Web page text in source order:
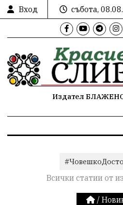
Вход
събота,
Издател
Всички статии от
/